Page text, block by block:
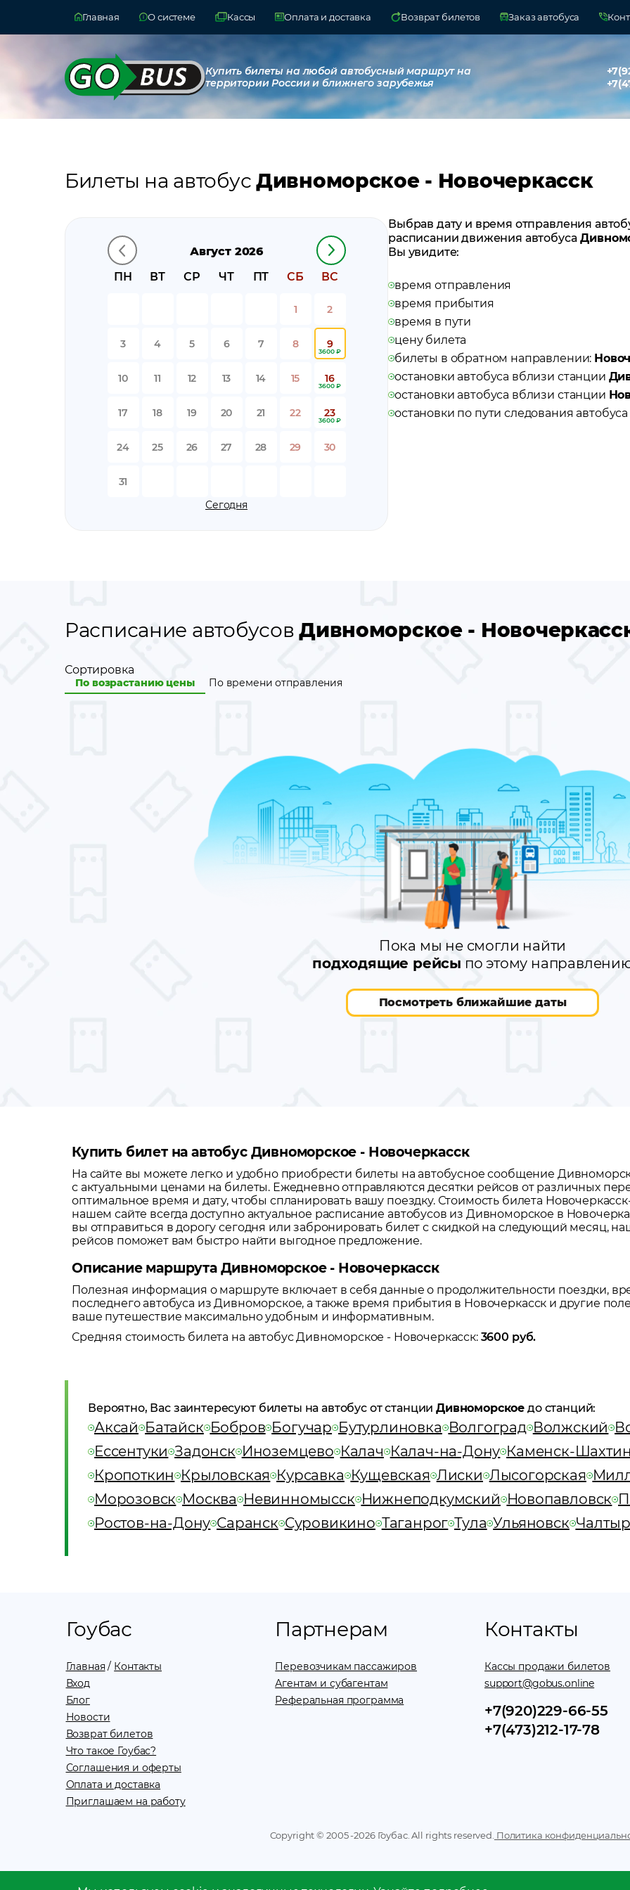
Главная О системе Кассы Оплата и доставка Возврат билетов Заказ автобуса
Купить билеты на любой автобусный маршрут на
территории России и ближнего зарубежья
Билеты на автобус Дивноморское - Новочеркасск
Август 2026
ПН
ВТ СР ЧТ ПТ СБ ВС
1 2
3 4 5 6 7 8 9
3600 ₽
10 11 12 13 14 15 16
3600 ₽
17 18 19 20 21 22 23
3600 ₽
24 25 26 27 28 29 30
31
Сегодня
Выбрав дату и время отправления
расписании движения автобуса
Вы увидите:
время отправления
время прибытия
время в пути
цену билета
билеты в обратном направлении:
остановки автобуса вблизи станции
остановки автобуса вблизи станции
остановки по пути следования автобуса
Расписание автобусовДивноморское -
Сортировка
По возрастанию цены По времени отправления
Пока мы не смогли найти
подходящие рейсы по этому
Посмотреть ближайшие даты
Купить билет на автобус Дивноморское - Новочеркасск
На сайте вы можете легко и удобно приобрести билеты на автобусное сообщение
с актуальными ценами на билеты. Ежедневно отправляются десятки рейсов от различных
оптимальное время и дату, чтобы спланировать вашу поездку. Стоимость билета
нашем сайте всегда доступно актуальное расписание автобусов из Дивноморское в
вы отправиться в дорогу сегодня или забронировать билет с скидкой на следующий месяц,
рейсов поможет вам быстро найти выгодное предложение.
Описание маршрута Дивноморское - Новочеркасск
Полезная информация о маршруте включает в себя данные о продолжительности поездки,
последнего автобуса изДивноморское, а также время прибытия в Новочеркасск и другие
ваше путешествие максимально удобным и информативным.
Средняя стоимость билета на автобусДивноморское - Новочеркасск: 3600 руб.
Вероятно, Вас заинтересуют билеты на автобус от станцииДивноморское до станций:
Аксай Батайск Бобров Богучар Бутурлиновка Волгоград Волжский
Ессентуки Задонск Иноземцево Калач Калач-на-Дону Каменск-
Кропоткин Крыловская Курсавка Кущевская Лиски Лысогорская
Морозовск Москва Невинномысск Нижнеподкумский Новопавловск
Ростов-на-Дону Саранск Суровикино Таганрог Тула Ульяновск
Гоубас
Главная / Контакты
Вход
Блог
Новости
Возврат билетов
Что такое Гоубас?
Соглашения и оферты
Оплата и доставка
Приглашаем на работу
Партнерам
Перевозчикам пассажиров
Агентам и субагентам
Реферальная программа
Контакты
Кассы продажи билетов
support@gobus.online
+7(920)229-66-55
+7(473)212-17-78
Copyright © 2005 -2026Гоубас. All rights reserved. Политика